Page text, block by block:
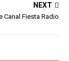
NEXT
Canal Fiesta Radio